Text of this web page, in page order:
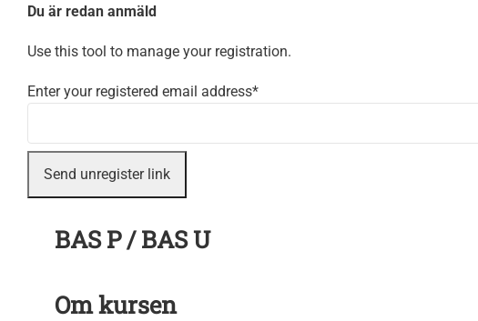
Du är redan anmäld
Use this tool to manage your registration.
Enter your registered email address*
BAS P / BAS U
Om kursen